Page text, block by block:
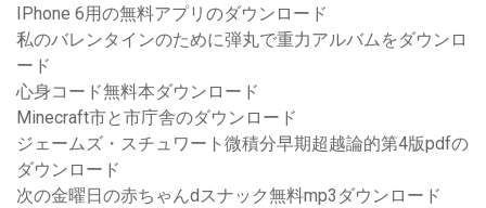
IPhone 6用の無料アプリのダウンロード
私のバレンタインのために弾丸で重力アルバムをダウンロ
ード
心身コード無料本ダウンロード
Minecraft市と市庁舎のダウンロード
ジェームズ・スチュワート微積分早期超越論的第4版pdfの
ダウンロード
次の金曜日の赤ちゃんdスナック無料mp3ダウンロード